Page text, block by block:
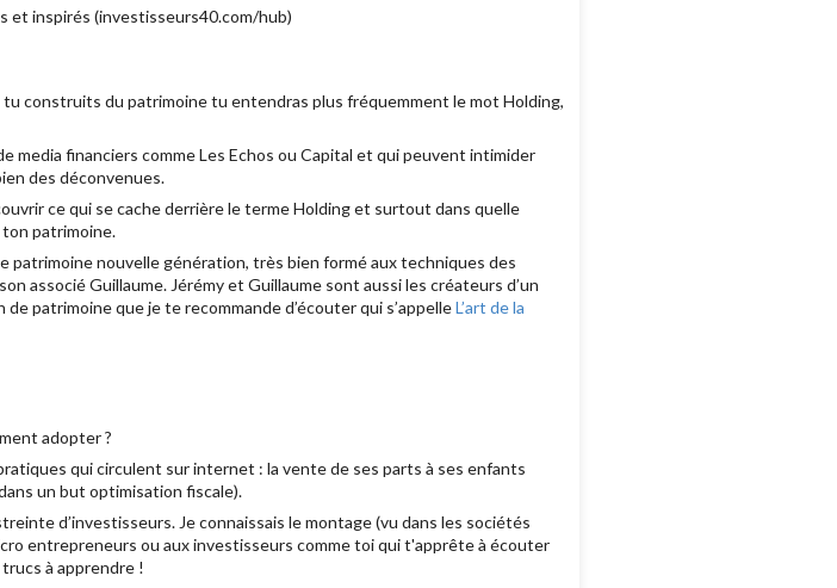
et inspirés (investisseurs40.com/hub)
construits du patrimoine tu entendras plus fréquemment le mot Holding,
media financiers comme Les Echos ou Capital et qui peuvent intimider
des déconvenues.
ce qui se cache derrière le terme Holding et surtout dans quelle
patrimoine.
patrimoine nouvelle génération, très bien formé aux techniques des
associé Guillaume. Jérémy et Guillaume sont aussi les créateurs d’un
patrimoine que je te recommande d’écouter qui s’appelleL’art de la
adopter ?
qui circulent sur internet : la vente de ses parts à ses enfants
un but optimisation fiscale).
d’investisseurs. Je connaissais le montage (vu dans les sociétés
entrepreneurs ou aux investisseurs comme toi qui t'apprête à écouter
à apprendre !